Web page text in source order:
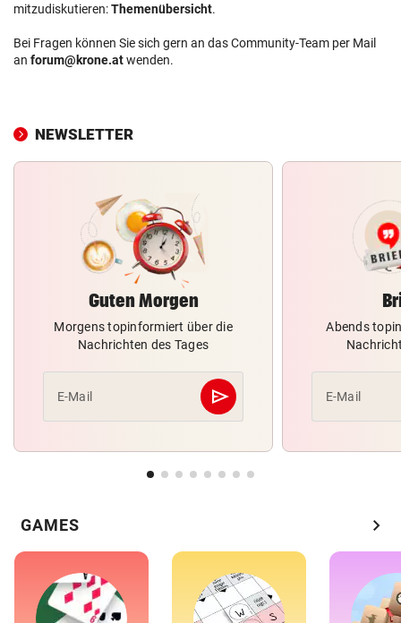
mitzudiskutieren:Themenübersicht.
Bei Fragen können Sie sich gern an das Community-Team per Mail
an forum@krone.atwenden.
NEWSLETTER
Guten Morgen
Morgens topinformiert über die
Nachrichten des Tages
E-Mail send
Abschicken
Abends
E-Mail
GAMES chevron_right